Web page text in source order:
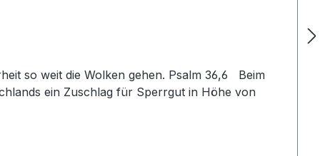
so weit die Wolken gehen. Psalm 36,6 Beim
ein Zuschlag für Sperrgut in Höhe von